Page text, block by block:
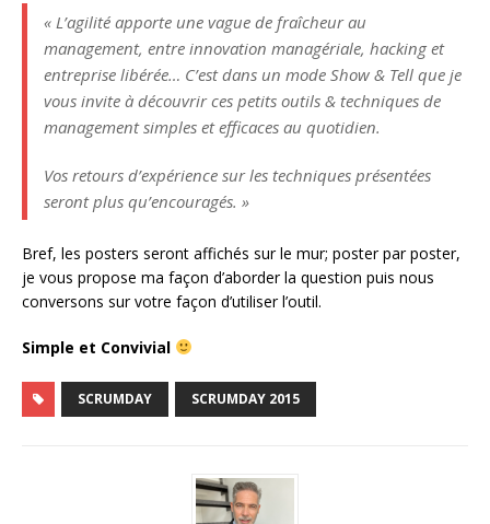
« L’agilité apporte une vague de fraîcheur au
management, entre innovation managériale, hacking et
entreprise libérée… C’est dans un mode Show & Tell que je
vous invite à découvrir ces petits outils & techniques de
management simples et efficaces au quotidien.
Vos retours d’expérience sur les techniques présentées
seront plus qu’encouragés. »
Bref, les posters seront affichés sur le mur; poster par poster,
je vous propose ma façon d’aborder la question puis nous
conversons sur votre façon d’utiliser l’outil.
Simple et Convivial
SCRUMDAY SCRUMDAY 2015